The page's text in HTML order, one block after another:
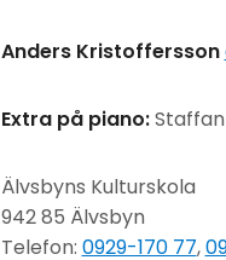
Anders Kristoffersson
Extra på piano:
Älvsbyns Kulturskola
942 85 Älvsbyn
Telefon: 0929-170 77,